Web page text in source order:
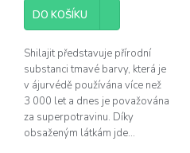
cena:
DO KOŠÍKU
Shilajit představuje přírodní
substanci tmavé barvy, která je
v ájurvédě používána více než
3 000 let a dnes je považována
za superpotravinu. Díky
obsaženým látkám jde...